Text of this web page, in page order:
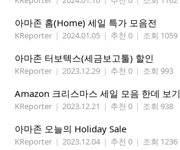
아마존 홈(Home) 세일 특가 모음전
KReporter | 2024.01.05 | 추천 0 | 조회 1059
아마존 터보텍스(세금보고툴) 할인
KReporter | 2023.12.29 | 추천 0 | 조회 993
Amazon 크리스마스 세일 모음 한데 보기
KReporter | 2023.12.21 | 추천 0 | 조회 938
아마존 오늘의 Holiday Sale
KReporter | 2023.12.04 | 추천 0 | 조회 1236